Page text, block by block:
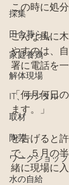
採集
田舎暮らし
家庭養鶏
解体現場
IT、デジタル
取材
陶芸
ワークショップ
水の自給
この時に処
こんな風に
やすのは、
署に電話を
「何月何日
ます。」
と告げると許
で、５月の
緒に現場に